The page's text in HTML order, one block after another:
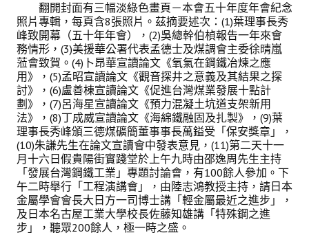
翻開封面有三幅淡綠色畫頁－本會五十年度年會紀念
照片專輯，每頁含8張照片。茲摘要述次：(1)葉理事長秀
峰致開幕（五十年年會），(2)吳總幹伯楨報告一年來會
務情形，(3)美援華公署代表孟德士及煤調會主委徐晴嵐
蒞會致賀。(4)卜昂華宣讀論文《氧氣在鋼鐵冶煉之應
用》，(5)孟昭宣讀論文《觀音探井之意義及其結果之探
討》，(6)盧善棟宣讀論文《促進台灣煤業發展十點計
劃》，(7)呂海星宣讀論文《預力混凝土坑道支架新用
法》，(8)丁成威宣讀論文《海綿鐵融固及扎製》，(9)葉
理事長秀峰頒三德煤礦簡董事事長萬鎰受「保安獎章」，
(10)朱謙先生在論文宣讀會中發表意見，(11)第二天十一
月十六日假貴陽街實踐堂於上午九時由邵逸周先生主持
「發展台灣鋼鐵工業」專題討論會，有100餘人參加。下
午二時舉行「工程演講會」，由陸志鴻教授主持，請日本
金屬學會會長大日方一司博士講「輕金屬最近之進步」，
及日本名古屋工業大學校長佐藤知雄講「特殊鋼之進
步」，聽眾200餘人，極一時之盛。